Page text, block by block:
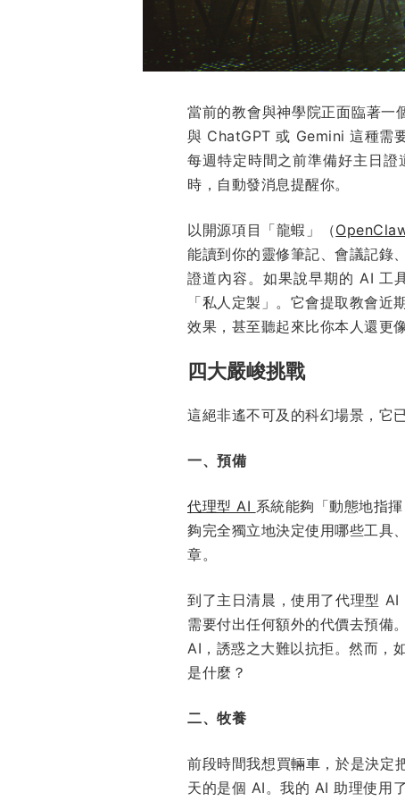
當前的教會與神學院正面臨著一
與 ChatGPT 或 Gemini 這種需
每週特定時間之前準備好主日
時，自動發消息提醒你。
以開源項目「龍蝦」（
能讀到你的靈修筆記、會議記錄
證道內容。如果說早期的 AI 工
「私人定製」。它會提取教會
效果，甚至聽起來比你本人還更像
四大嚴峻挑戰
這絕非遙不可及的科幻場景，它
一、預備
代理型 AI 系統能夠「動態地指
夠完全獨立地決定使用哪些工具
章。
到了主日清晨，使用了代理型
需要付出任何額外的代價去預備
AI，誘惑之大難以抗拒。然而，
是什麼？
二、牧養
前段時間我想買輛車，於是決定
天的是個 AI。我的 AI 助理使用